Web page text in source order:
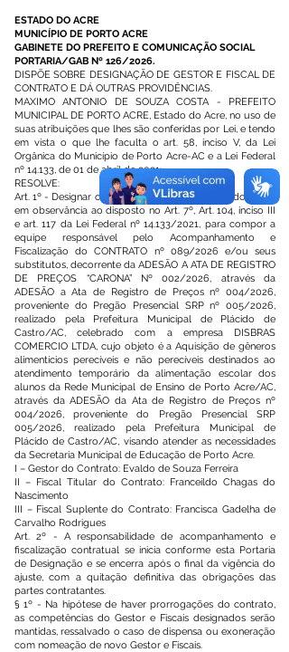
ESTADO DO ACRE
MUNICÍPIO DE PORTO ACRE
GABINETE DO PREFEITO E COMUNICAÇÃO SOCIAL
PORTARIA/GAB Nº 126/2026.
DISPÕE SOBRE DESIGNAÇÃO DE GESTOR E FISCAL DE
CONTRATO E DÁ OUTRAS PROVIDÊNCIAS.
MAXIMO ANTONIO DE SOUZA COSTA - PREFEITO
MUNICIPAL DE PORTO ACRE, Estado do Acre, no uso de
suas atribuições que lhes são conferidas por Lei, e tendo
em vista o que lhe faculta o art. 58, inciso V, da Lei
Orgânica do Município de Porto Acre-AC e a Lei Federal
nº 14.133, de 01 de abril de 2021;
RESOLVE:
Art. 1º - Designar os servidores abaixo relacionados para,
em observância ao disposto no Art. 7º, Art. 104, inciso III
e art. 117 da Lei Federal nº 14.133/2021, para compor a
equipe responsável pelo Acompanhamento e
Fiscalização do CONTRATO nº 089/2026 e/ou seus
substitutos, decorrente da ADESÃO A ATA DE REGISTRO
DE PREÇOS “CARONA” Nº 002/2026, através da
ADESÃO a Ata de Registro de Preços nº 004/2026,
proveniente do Pregão Presencial SRP nº 005/2026,
realizado pela Prefeitura Municipal de Plácido de
Castro/AC, celebrado com a empresa DISBRAS
COMERCIO LTDA, cujo objeto é a Aquisição de gêneros
alimentícios perecíveis e não perecíveis destinados ao
atendimento temporário da alimentação escolar dos
alunos da Rede Municipal de Ensino de Porto Acre/AC,
através da ADESÃO da Ata de Registro de Preços nº
004/2026, proveniente do Pregão Presencial SRP
005/2026, realizado pela Prefeitura Municipal de
Plácido de Castro/AC, visando atender as necessidades
da Secretaria Municipal de Educação de Porto Acre.
I – Gestor do Contrato: Evaldo de Souza Ferreira
II – Fiscal Titular do Contrato: Franceildo Chagas do
Nascimento
III – Fiscal Suplente do Contrato: Francisca Gadelha de
Carvalho Rodrigues
Art. 2º - A responsabilidade de acompanhamento e
fiscalização contratual se inicia conforme esta Portaria
de Designação e se encerra após o final da vigência do
ajuste, com a quitação definitiva das obrigações das
partes contratantes.
§ 1º - Na hipótese de haver prorrogações do contrato,
as competências do Gestor e Fiscais designados serão
mantidas, ressalvado o caso de dispensa ou exoneração
com nomeação de novo Gestor e Fiscais.